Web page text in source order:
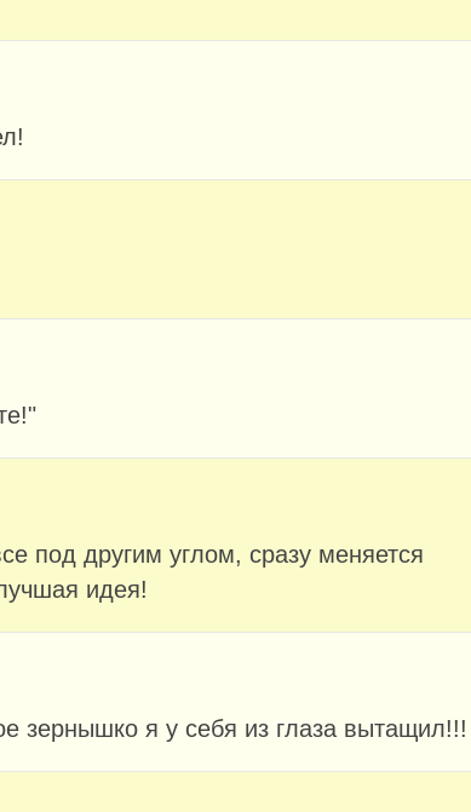
под другим углом, сразу меняется
идея!
зернышко я у себя из глаза вытащил!!!